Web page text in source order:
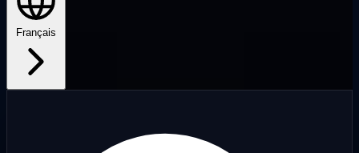
Français